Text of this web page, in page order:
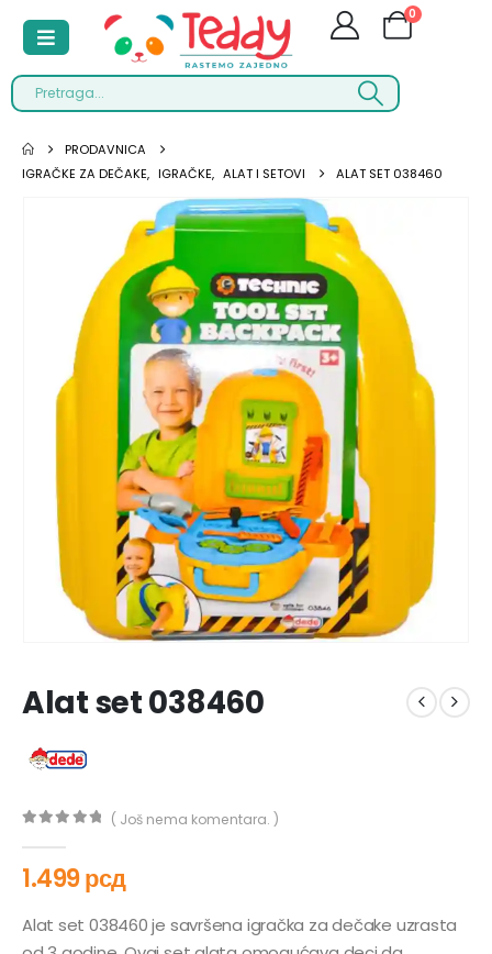
0
PRODAVNICA
IGRAČKE ZA DEČAKE, IGRAČKE, ALAT I SETOVI ALAT SET 038460
Alat set 038460
( Još nema komentara. )
1.499рсд
Alat set 038460 je savršena igračka za dečake uzrasta